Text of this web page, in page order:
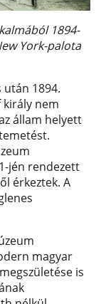
1894-
York-palota
után 1894.
király nem
állam helyett
jén rendezett
érkeztek. A
magyar
is